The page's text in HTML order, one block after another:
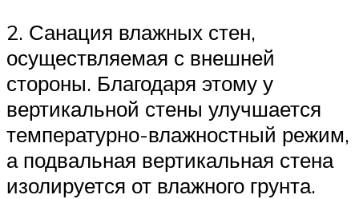
2. Санация влажных стен,
осуществляемая с внешней
стороны. Благодаря этому у
вертикальной стены улучшается
температурно-влажностный режим,
а подвальная вертикальная стена
изолируется от влажного грунта.